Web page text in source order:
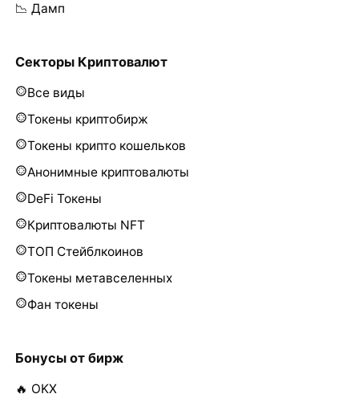
📉 Дамп
Секторы Криптовалют
Все виды
Токены криптобирж
Токены крипто кошельков
Анонимные криптовалюты
DeFi Токены
Криптовалюты NFT
ТОП Стейблкоинов
Токены метавселенных
Фан токены
Бонусы от бирж
🔥 OKX